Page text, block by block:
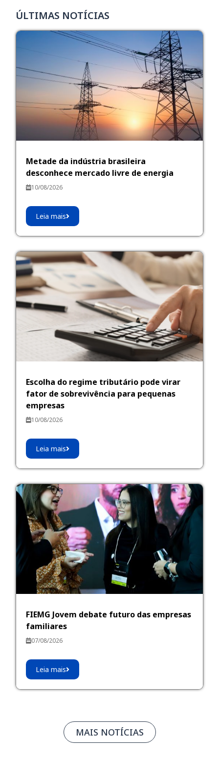
ÚLTIMAS NOTÍCIAS
Metade da indústria brasileira
desconhece mercado livre de energia
10/08/2026
Leia mais
Escolha do regime tributário pode virar
fator de sobrevivência para pequenas
empresas
10/08/2026
Leia mais
FIEMG Jovem debate futuro das empresas
familiares
07/08/2026
Leia mais
MAIS NOTÍCIAS